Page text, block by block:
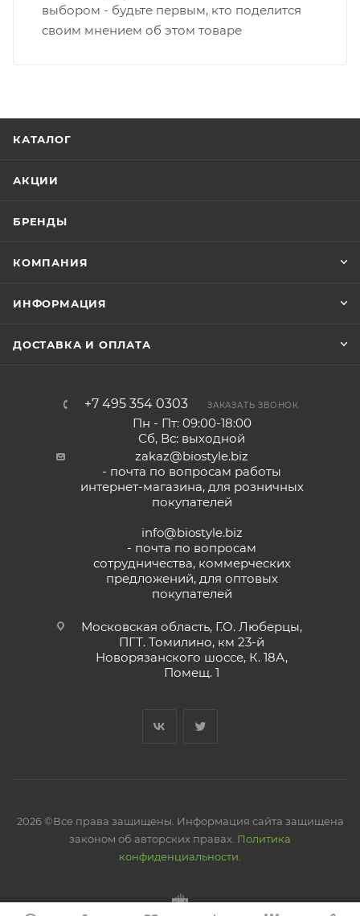
выбором - будьте первым, кто поделится
своим мнением об этом товаре
КАТАЛОГ
АКЦИИ
БРЕНДЫ
КОМПАНИЯ
ИНФОРМАЦИЯ
ДОСТАВКА И ОПЛАТА
+7 495 354 0303 ЗАКАЗАТЬ ЗВОНОК
Пн - Пт: 09:00-18:00
Сб, Вс: выходной
zakaz@biostyle.biz
- почта по вопросам работы
интернет-магазина, для розничных
покупателей
info@biostyle.biz
- почта по вопросам
сотрудничества, коммерческих
предложений, для оптовых
покупателей
Московская область, Г.О. Люберцы,
ПГТ. Томилино, км 23-й
Новорязанского шоссе, К. 18А,
Помещ. 1
2026 ©Все права защищены. Информация сайта защищена
законом об авторских правах. Политика
конфиденциальности.